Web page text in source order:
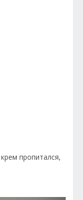
пропитался,